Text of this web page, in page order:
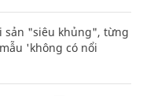
sản "siêu khủng", từng
'không có nổi